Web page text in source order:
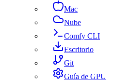
Mac
Nube
Comfy CLI
Escritorio
Git
Guía de GPU